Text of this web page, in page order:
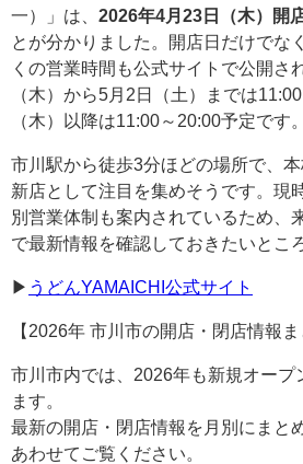
一）」は、 2026年4月23日（木）開
とが分かりました。開店日だけでな
くの営業時間も公式サイトで公開さ
（木）から5月2日（土）までは
（木）以降は11:00～20:00予定です。
市川駅から徒歩3分ほどの場所で、
新店として注目を集めそうです。現
別営業体制も案内されているため、
で最新情報を確認しておきたいとこ
▶︎ うどんYAMAICHI公式サイト
【2026年 市川市の開店・閉店情報ま
市川市内では、2026年も新規オープ
ます。
最新の開店・閉店情報を月別にまと
あわせてご覧ください。